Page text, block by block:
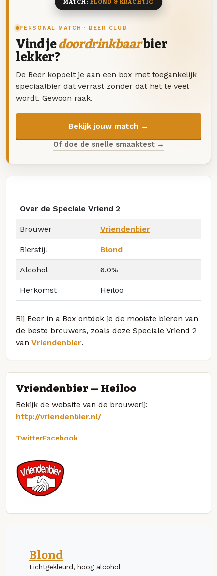
PERSONAL MATCH · BEER CLUB
Vind jedoordrinkbaarbier
lekker?
De Beer koppelt je aan een box met toegankelijk
speciaalbier dat verrast zonder dat het te veel
wordt. Gewoon raak.
Bekijk jouw match →
Of doe de snelle smaaktest →
MATCH: BLOND & KRACHTIG
Over de Speciale Vriend 2
Brouwer Vriendenbier
Bierstijl Blond
Alcohol 6.0%
Herkomst Heiloo
Bij Beer in a Box ontdek je de mooiste bieren van
de beste brouwers, zoals deze Speciale Vriend 2
van Vriendenbier.
Vriendenbier — Heiloo
Bekijk de website van de brouwerij:
http://vriendenbier.nl/
TwitterFacebook
Blond
Lichtgekleurd, hoog alcohol